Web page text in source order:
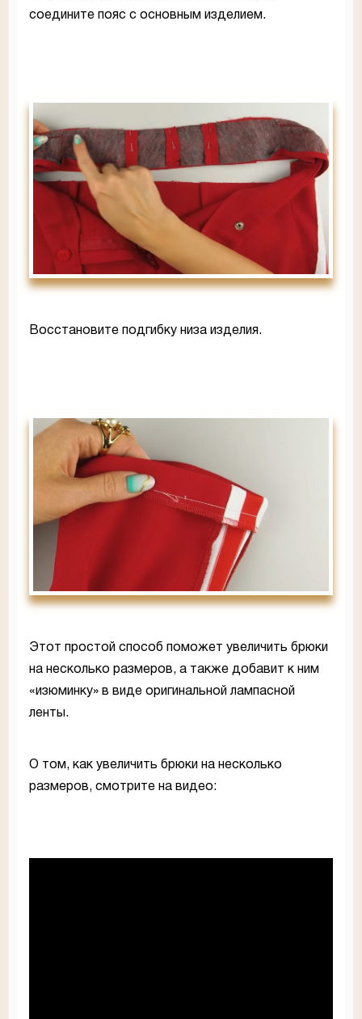
соедините пояс с основным изделием.
Восстановите подгибку низа изделия.
Этот простой способ поможет увеличить брюки
на несколько размеров, а также добавит к ним
«изюминку» в виде оригинальной лампасной
ленты.
О том, как увеличить брюки на несколько
размеров, смотрите на видео: